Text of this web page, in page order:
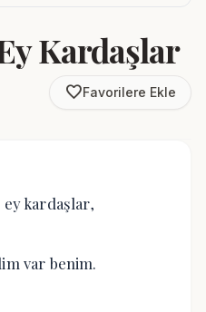
Kardaşlar
favorite_borderFavorilere Ekle
kardaşlar,
var benim.